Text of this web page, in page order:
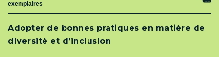
Adopter de bonnes pratiques en matière de
diversité et d’inclusion
exemplaires